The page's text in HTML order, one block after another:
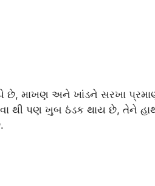
માખણ અને ખાંડને સરખા
થી પણ ખુબ ઠંડક થાય છે, તેને